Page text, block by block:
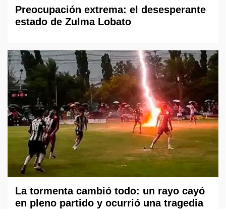
Preocupación extrema: el desesperante
estado de Zulma Lobato
La tormenta cambió todo: un rayo cayó
en pleno partido y ocurrió una tragedia